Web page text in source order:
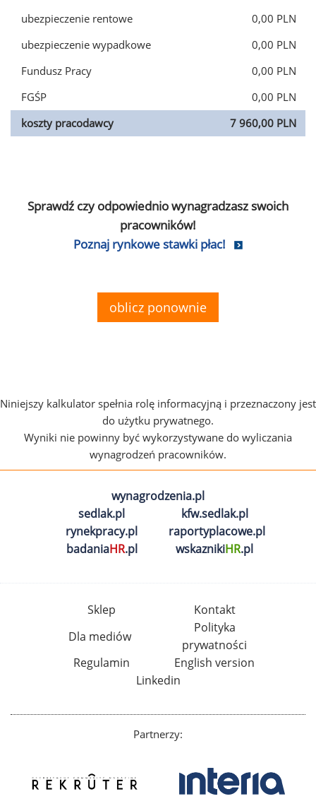
ubezpieczenie rentowe
0,00 PLN
ubezpieczenie wypadkowe
0,00 PLN
Fundusz Pracy
0,00 PLN
FGŚP
0,00 PLN
koszty pracodawcy
7 960,00 PLN
Sprawdź czy odpowiednio wynagradzasz swoich
pracowników!
Poznaj rynkowe stawki płac!
oblicz ponownie
Niniejszy kalkulator spełnia rolę informacyjną i przeznaczony jest
do użytku prywatnego.
Wyniki nie powinny być wykorzystywane do wyliczania
wynagrodzeń pracowników.
wynagrodzenia.pl
sedlak.pl
kfw.sedlak.pl
rynekpracy.pl
raportyplacowe.pl
badaniaHR.pl wskaznikiHR.pl
Sklep
Kontakt
Dla mediów
Polityka
prywatności
Regulamin
English version
Linkedin
Partnerzy: